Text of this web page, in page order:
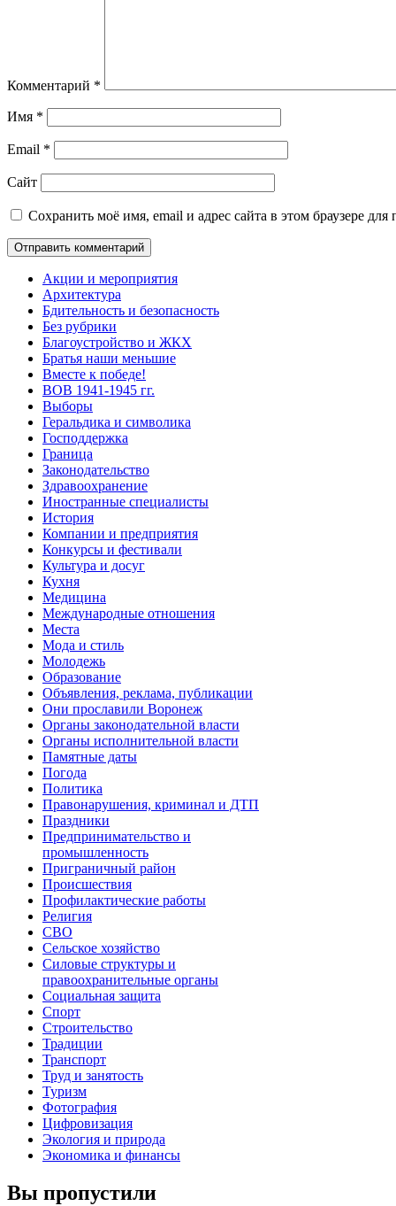
Комментарий *
Имя *
Email *
Сайт
Сохранить моё имя, email и адрес сайта в этом браузере
Акции и мероприятия
Архитектура
Бдительность и безопасность
Без рубрики
Благоустройство и ЖКХ
Братья наши меньшие
Вместе к победе!
ВОВ 1941-1945 гг.
Выборы
Геральдика и символика
Господдержка
Граница
Законодательство
Здравоохранение
Иностранные специалисты
История
Компании и предприятия
Конкурсы и фестивали
Культура и досуг
Кухня
Медицина
Международные отношения
Места
Мода и стиль
Молодежь
Образование
Объявления, реклама, публикации
Они прославили Воронеж
Органы законодательной власти
Органы исполнительной власти
Памятные даты
Погода
Политика
Правонарушения, криминал и ДТП
Праздники
Предпринимательство и
промышленность
Приграничный район
Происшествия
Профилактические работы
Религия
СВО
Сельское хозяйство
Силовые структуры и
правоохранительные органы
Социальная защита
Спорт
Строительство
Традиции
Транспорт
Труд и занятость
Туризм
Фотография
Цифровизация
Экология и природа
Экономика и финансы
Вы пропустили